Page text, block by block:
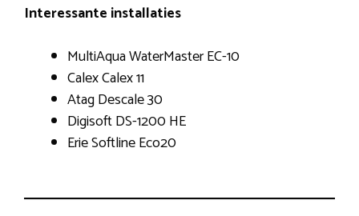
Interessante installaties
MultiAqua WaterMaster EC-10
Calex Calex 11
Atag Descale 30
Digisoft DS-1200 HE
Erie Softline Eco20